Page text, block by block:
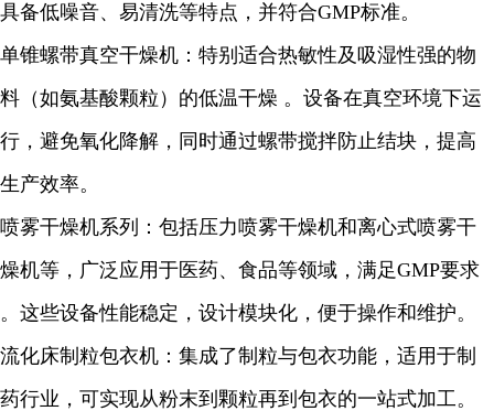
具备低噪音、易清洗等特点，并符合GMP标准。
单锥螺带真空干燥机：特别适合热敏性及吸湿性强的物
料（如氨基酸颗粒）的低温干燥 。设备在真空环境下运
行，避免氧化降解，同时通过螺带搅拌防止结块，提高
生产效率。
喷雾干燥机系列：包括压力喷雾干燥机和离心式喷雾干
燥机等，广泛应用于医药、食品等领域，满足GMP要求
。这些设备性能稳定，设计模块化，便于操作和维护。
流化床制粒包衣机：集成了制粒与包衣功能，适用于制
药行业，可实现从粉末到颗粒再到包衣的一站式加工。